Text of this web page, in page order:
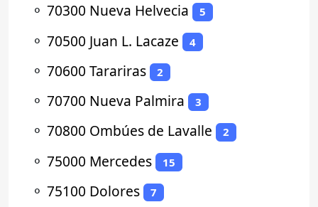
⚬ 70300 Nueva Helvecia 5
⚬ 70500 Juan L. Lacaze 4
⚬ 70600 Tarariras 2
⚬ 70700 Nueva Palmira 3
⚬ 70800 Ombúes de Lavalle 2
⚬ 75000 Mercedes 15
⚬ 75100 Dolores 7